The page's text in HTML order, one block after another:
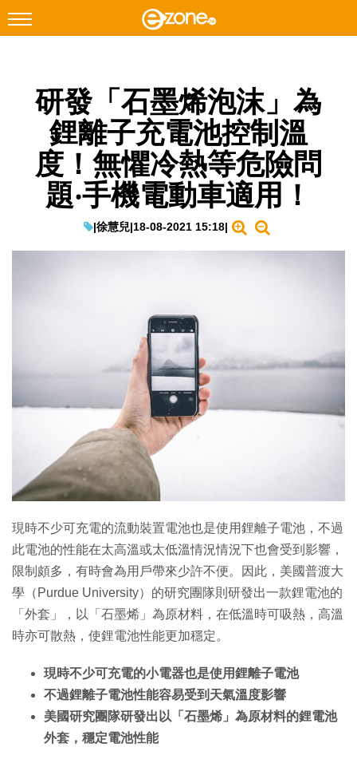
Facebook Instagram
科技焦點
網絡生活
遊戲動漫
EduTech
Enterprise Digital Transformation
研發「石墨烯泡沫」為
鋰離子充電池控制溫
度！無懼冷熱等危險問
題‧手機電動車適用！
|徐慧兒|18-08-2021 15:18|
現時不少可充電的流動裝置電池也是使用鋰離子電池，不過
此電池的性能在太高溫或太低溫情況情況下也會受到影響，
限制頗多，有時會為用戶帶來少許不便。因此，美國普渡大
學（Purdue University）的研究團隊則研發出一款鋰電池的
「外套」，以「石墨烯」為原材料，在低溫時可吸熱，高溫
時亦可散熱，使鋰電池性能更加穩定。
現時不少可充電的小電器也是使用鋰離子電池
不過鋰離子電池性能容易受到天氣溫度影響
美國研究團隊研發出以「石墨烯」為原材料的鋰電池
外套，穩定電池性能